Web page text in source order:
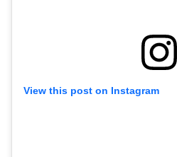
View this post on Instagram